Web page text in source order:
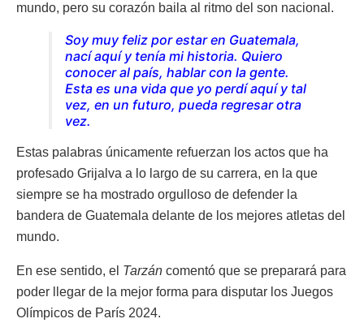
mundo, pero su corazón baila al ritmo del son nacional.
Soy muy feliz por estar en Guatemala,
nací aquí y tenía mi historia. Quiero
conocer al país, hablar con la gente.
Esta es una vida que yo perdí aquí y tal
vez, en un futuro, pueda regresar otra
vez.
Estas palabras únicamente refuerzan los actos que ha
profesado Grijalva a lo largo de su carrera, en la que
siempre se ha mostrado orgulloso de defender la
bandera de Guatemala delante de los mejores atletas del
mundo.
En ese sentido, el Tarzán comentó que se preparará para
poder llegar de la mejor forma para disputar los Juegos
Olímpicos de París 2024.